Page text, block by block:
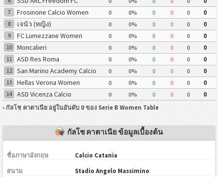
7
Frosinone Calcio Women 0 0% 0 0 0
0
8
เจนัว (หญิง) 0 0% 0 0 0
0
9
FC Lumezzane Women 0 0% 0 0 0
0
10
Moncalieri 0 0% 0 0 0
0
11
ASD Res Roma 0 0% 0 0 0
0
12
San Marino Academy Calcio
Women
0 0% 0 0 0
0
13
Hellas Verona Women 0 0% 0 0 0
0
14
ASD Vicenza Calcio
Femminile
0 0% 0 0 0
0
• กัลโช คาตาเนีย อยู่ในอันดับ 0 ของ Serie B Women Table
กัลโช คาตาเนีย ข้อมูลเบื้องต้น
ชื่อภาษาอังกฤษ Calcio Catania
สนาม Stadio Angelo Massimino